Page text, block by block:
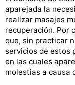
aparejada la
realizar masajes
recuperación. Por
que, sin practicar
servicios de estos
en las cuales
molestias a causa